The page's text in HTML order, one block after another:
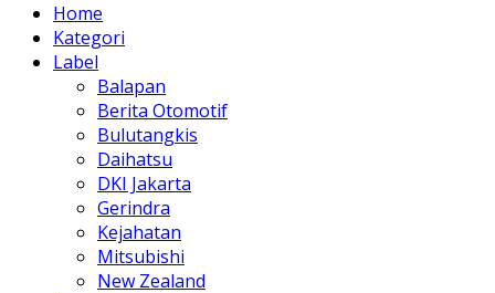
Home
Kategori
Label
Balapan
Berita Otomotif
Bulutangkis
Daihatsu
DKI Jakarta
Gerindra
Kejahatan
Mitsubishi
New Zealand